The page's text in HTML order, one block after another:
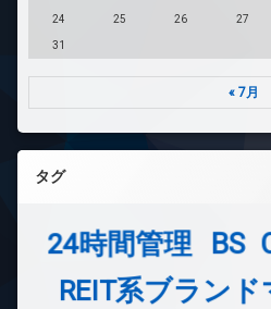
24 25 26 27
31
« 7月
タグ
24時間管理 BS
REIT系ブラン